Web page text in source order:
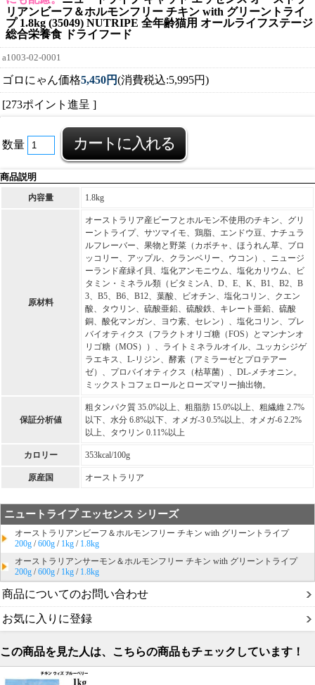
リアンビーフ＆ホルモンフリー チキン with グリーントライ
プ 1.8kg (35049) NUTRIPE 全年齢猫用 オールライフステージ
総合栄養食 ドライフード
a1003-02-0001
ゴロにゃん価格5,450円(消費税込:5,995円)
[273ポイント進呈 ]
数量
商品説明
内容量 1.8kg
原材料
オーストラリア産ビーフとホルモン不使用のチキン、グリ
ーントライプ、サツマイモ、鶏脂、エンドウ豆、ナチュラ
ルフレーバー、果物と野菜（カボチャ、ほうれん草、ブロ
ッコリー、アップル、クランベリー、ウコン）、ニュージ
ーランド産緑イ貝、塩化アンモニウム、塩化カリウム、ビ
タミン・ミネラル類（ビタミンA、D、E、K、B1、B2、B
3、B5、B6、B12、葉酸、ビオチン、塩化コリン、クエン
酸、タウリン、硫酸亜鉛、硫酸鉄、キレート亜鉛、硫酸
銅、酸化マンガン、ヨウ素、セレン）、塩化コリン、プレ
バイオティクス（フラクトオリゴ糖（FOS）とマンナンオ
リゴ糖（MOS））、ライトミネラルオイル、ユッカシジゲ
ラエキス、L-リジン、酵素（アミラーゼとプロテアー
ゼ）、プロバイオティクス（枯草菌）、DL-メチオニン。
ミックストコフェロールとローズマリー抽出物。
保証分析値
粗タンパク質 35.0%以上、粗脂肪 15.0%以上、粗繊維 2.7%
以下、水分 6.8%以下、オメガ-3 0.5%以上、オメガ-6 2.2%
以上、タウリン 0.11%以上
カロリー 353kcal/100g
原産国 オーストラリア
ニュートライプ エッセンス シリーズ
オーストラリアンビーフ＆ホルモンフリー チキン with グリーントライプ
200g /600g / 1kg / 1.8kg
オーストラリアンサーモン＆ホルモンフリー チキン with グリーントライプ
200g /600g / 1kg / 1.8kg
商品についてのお問い合わせ
お気に入りに登録
この商品を見た人は、こちらの商品もチェックしています！